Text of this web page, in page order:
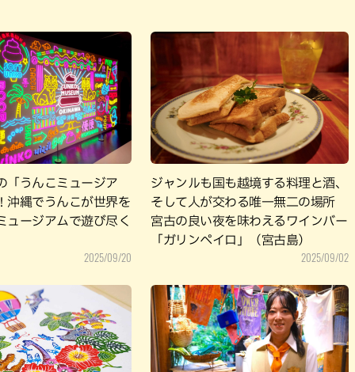
「うんこミュージア
沖縄でうんこが世界を
ュージアムで遊び尽く
2025/09/20
ジャンルも国も越境する料理と酒、
そして人が交わる唯一無二の場所
宮古の良い夜を味わえるワインバー
「ガリンペイロ」（宮古島）
2025/09/02